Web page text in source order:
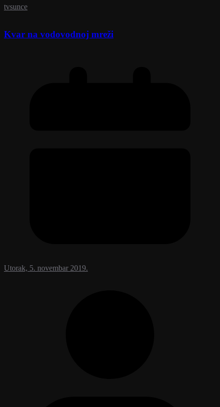
tvsunce
Kvar na vodovodnoj mreži
Utorak, 5. novembar 2019.